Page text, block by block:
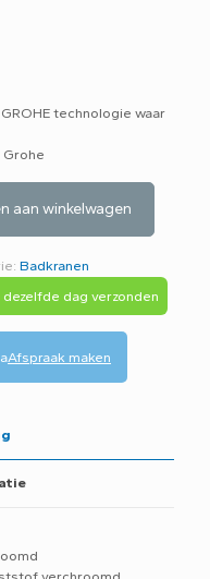
technologie waar
aan winkelwagen
Badkranen
dag verzonden
Afspraak maken
verchroomd